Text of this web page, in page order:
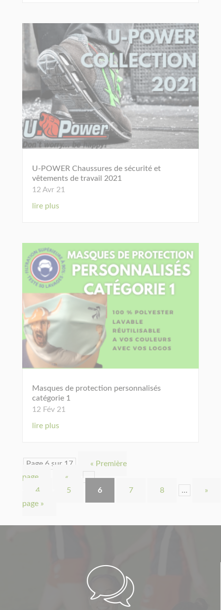
U-POWER Chaussures de sécurité et
vêtements de travail 2021
12 Avr 21
lire plus
Masques de protection personnalisés
catégorie 1
12 Fév 21
lire plus
Page 6 sur 17
« Première
page
«
…
4
5 6 7 8 …
»
page »
